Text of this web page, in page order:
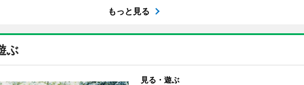
もっと見る
ぶ
見る・遊ぶ